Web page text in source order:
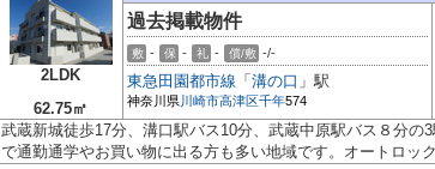
2LDK
62.75㎡
過去掲載物件
敷 - 保 - 礼 - 償/敷 -/-
東急田園都市線 「 溝の口 」駅
神奈川県川崎市高津区千年574
武蔵新城徒歩17分、溝口駅バス10分、武蔵中原駅バス８分の
で通勤通学やお買い物に出る方も多い地域です。オートロッ